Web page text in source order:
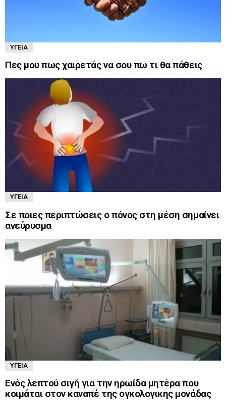
ΥΓΕΊΑ
Πες μου πως χαιρετάς να σου πω τι θα πάθεις
ΥΓΕΊΑ
Σε ποιες περιπτώσεις ο πόνος στη μέση σημαίνει
ανεύρυσμα
ΥΓΕΊΑ
Ενός λεπτού σιγή για την ηρωίδα μητέρα που
κοιμάται στον καναπέ της ογκολογικης μονάδας